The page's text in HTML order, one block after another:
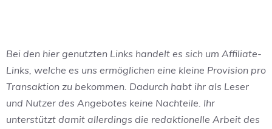
Bei den hier genutzten Links handelt es sich um Affiliate-
Links, welche es uns ermöglichen eine kleine Provision pro
Transaktion zu bekommen. Dadurch habt ihr als Leser
und Nutzer des Angebotes keine Nachteile. Ihr
unterstützt damit allerdings die redaktionelle Arbeit des